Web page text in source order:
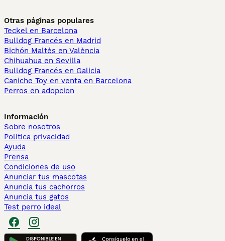
Otras páginas populares
Teckel en Barcelona
Bulldog Francés en Madrid
Bichón Maltés en València
Chihuahua en Sevilla
Bulldog Francés en Galicia
Caniche Toy en venta en Barcelona
Perros en adopcion
Información
Sobre nosotros
Politica privacidad
Ayuda
Prensa
Condiciones de uso
Anunciar tus mascotas
Anuncia tus cachorros
Anuncia tus gatos
Test perro ideal